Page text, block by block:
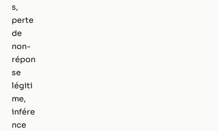
s,
perte
de
non-
répon
se
légiti
me,
infére
nce